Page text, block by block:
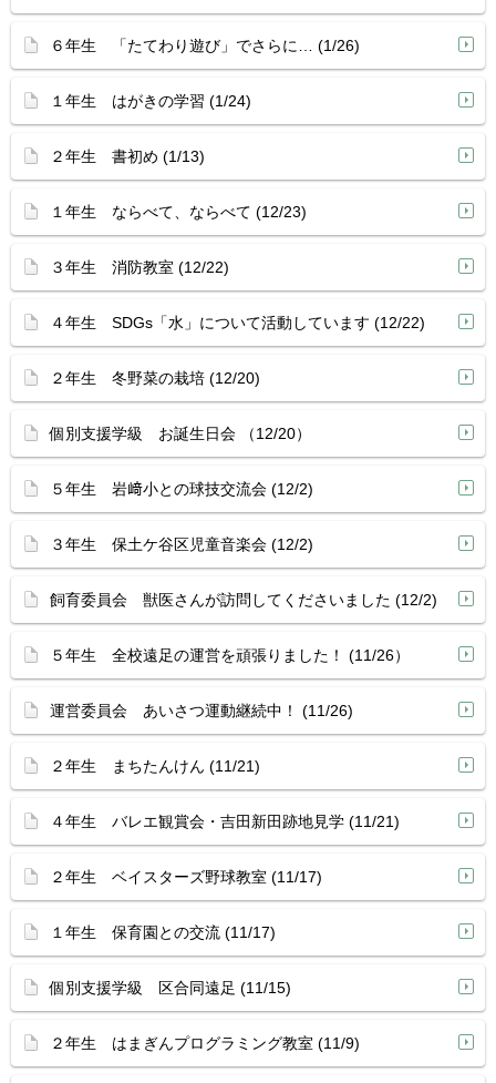
６年生 「たてわり遊び」でさらに… (1/26)
１年生 はがきの学習 (1/24)
２年生 書初め (1/13)
１年生 ならべて、ならべて (12/23)
３年生 消防教室 (12/22)
４年生 SDGs「水」について活動しています (12/22)
２年生 冬野菜の栽培 (12/20)
個別支援学級 お誕生日会 （12/20）
５年生 岩﨑小との球技交流会 (12/2)
３年生 保土ケ谷区児童音楽会 (12/2)
飼育委員会 獣医さんが訪問してくださいました (12/2)
５年生 全校遠足の運営を頑張りました！ (11/26）
運営委員会 あいさつ運動継続中！ (11/26)
２年生 まちたんけん (11/21)
４年生 バレエ観賞会・吉田新田跡地見学 (11/21)
２年生 ベイスターズ野球教室 (11/17)
１年生 保育園との交流 (11/17)
個別支援学級 区合同遠足 (11/15)
２年生 はまぎんプログラミング教室 (11/9)